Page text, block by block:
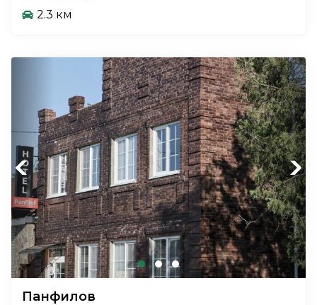
2.3 км
Previous Next
Панфилов